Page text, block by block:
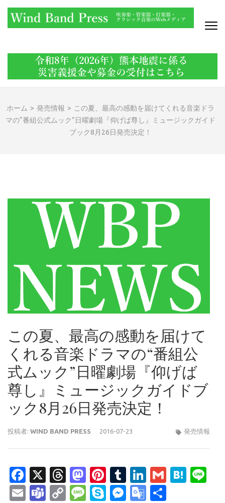
(Enter
ホーム > 発売情報 > この夏、最高の感動を届けてくれる音楽ドラ
マの“番組公式ムック”日曜劇場『仰げば尊し』ミュージックガイド
ブック8月26日発売決定！
この夏、最高の感動を届けて
くれる音楽ドラマの“番組公
式ムック”日曜劇場『仰げば
尊し』ミュージックガイドブ
ック8月26日発売決定！
投稿者: WIND BAND PRESS 2016-07-23 発売情報
Facebook
X Threads
Mastodon
Pinterest
Tumblr
LinkedIn
Gmail
EmailTeams
CopyMessage
SkypeMessenger
Google